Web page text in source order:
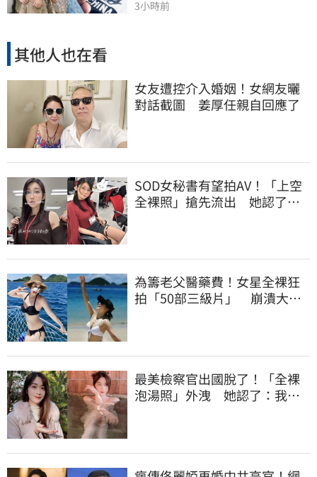
3小時前
其他人也在看
女友遭控介入婚姻！女網友曬
對話截圖 姜厚任親自回應了
SOD女秘書有望拍AV！「上空
全裸照」搶先流出 她認了：
為籌老父醫藥費！女星全裸狂
拍「50部三級片」 崩潰大
最美檢察官出國脫了！「全裸
泡湯照」外洩 她認了：我一